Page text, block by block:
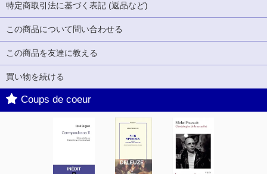
特定商取引法に基づく表記 (返品など)
この商品について問い合わせる
この商品を友達に教える
買い物を続ける
Coups de coeur